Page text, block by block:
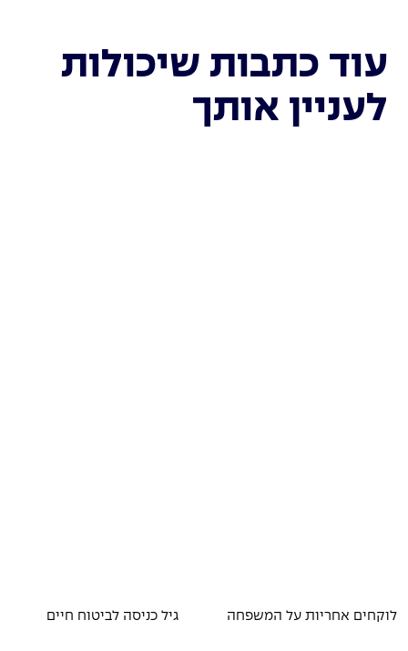
עוד כתבות שיכולות
לעניין אותך
לוקחים אחריות על המשפחה גיל כניסה לביטוח חיים